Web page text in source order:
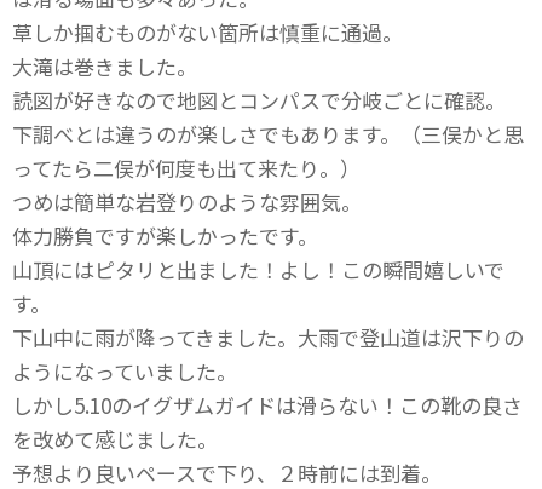
草しか掴むものがない箇所は慎重に通過。
大滝は巻きました。
読図が好きなので地図とコンパスで分岐ごとに確認。
下調べとは違うのが楽しさでもあります。（三俣かと思
ってたら二俣が何度も出て来たり。）
つめは簡単な岩登りのような雰囲気。
体力勝負ですが楽しかったです。
山頂にはピタリと出ました！よし！この瞬間嬉しいで
す。
下山中に雨が降ってきました。大雨で登山道は沢下りの
ようになっていました。
しかし5.10のイグザムガイドは滑らない！この靴の良さ
を改めて感じました。
予想より良いペースで下り、２時前には到着。